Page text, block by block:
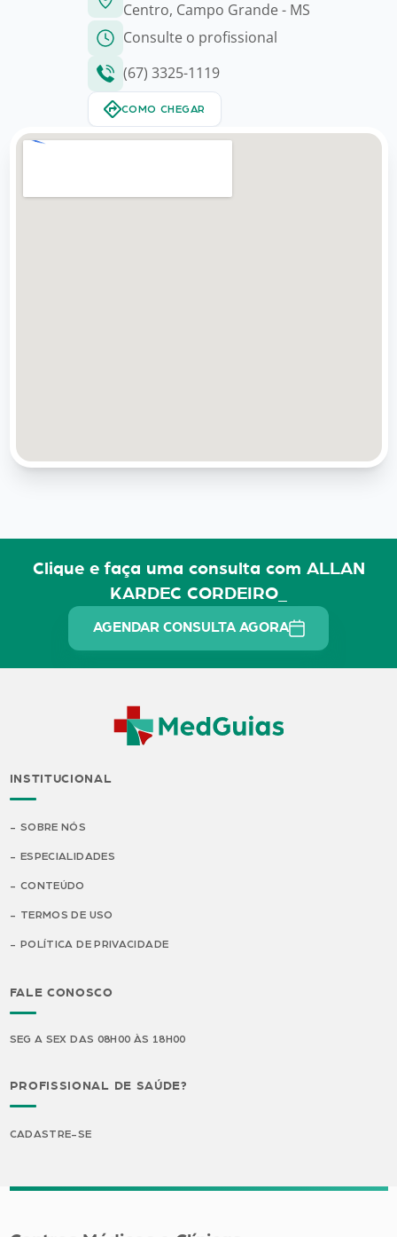
Centro, Campo Grande - MS
Consulte o profissional
(67) 3325-1119
COMO CHEGAR
Clique e faça uma consulta com ALLAN
KARDEC CORDEIRO_
AGENDAR CONSULTA AGORA
INSTITUCIONAL
SOBRE NÓS
ESPECIALIDADES
CONTEÚDO
TERMOS DE USO
POLÍTICA DE PRIVACIDADE
FALE CONOSCO
SEG A SEX DAS 08H00 ÀS 18H00
PROFISSIONAL DE SAÚDE?
CADASTRE-SE